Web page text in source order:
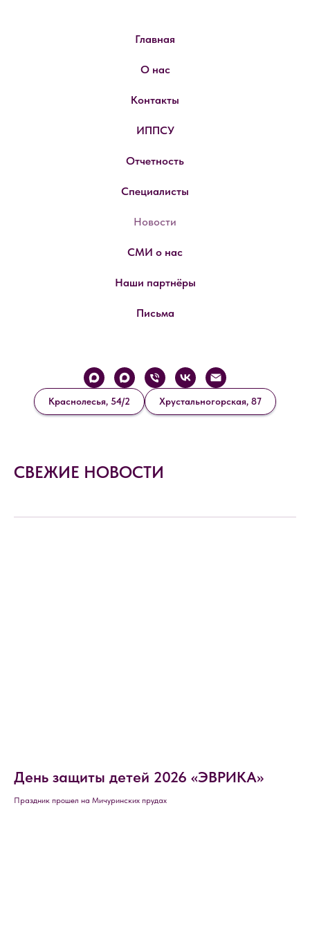
Главная
О нас
Контакты
ИППСУ
Отчетность
Специалисты
Новости
СМИ о нас
Наши партнёры
Письма
Краснолесья, 54/2 Хрустальногорская, 87
СВЕЖИЕ НОВОСТИ
День защиты детей 2026 «ЭВРИКА»
Праздник прошел на Мичуринских прудах